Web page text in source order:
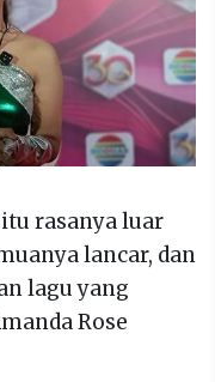
rasanya luar
lancar, dan
lagu yang
Rose